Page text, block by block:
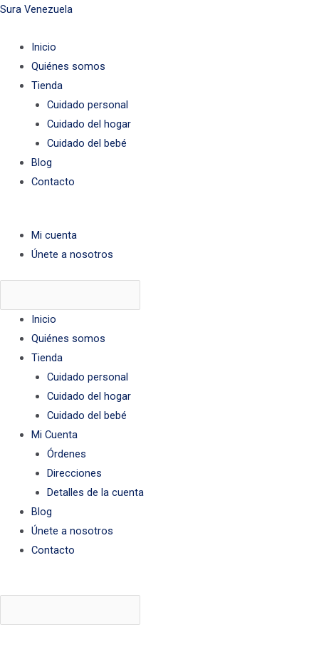
Ir
contenido
Sura Venezuela
Menú
Inicio
Quiénes somos
Tienda
Cuidado personal
Cuidado del hogar
Cuidado del bebé
Blog
Contacto
Menú
Mi cuenta
Únete a nosotros
Menú
Inicio
Quiénes somos
Tienda
Cuidado personal
Cuidado del hogar
Cuidado del bebé
Mi Cuenta
Órdenes
Direcciones
Detalles de la cuenta
Blog
Únete a nosotros
Contacto